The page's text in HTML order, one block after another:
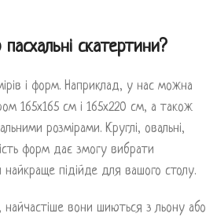
скатертини?
і форм. Наприклад, у нас можна
165х165 см і 165х220 см, а також
розмірами. Круглі, овальні,
форм дає змогу вибрати
підійде для вашого столу.
найчастіше вони шиються з льону або